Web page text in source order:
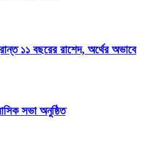
১১ বছরের রাশেদ, অর্থের অভাবে
সভা অনুষ্ঠিত